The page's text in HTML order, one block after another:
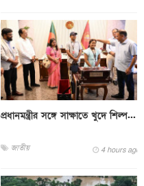
প্রধানমন্ত্রীর সঙ্গে সাক্ষাতে খুদে শিল্প...
জাতীয় 4 hours ago